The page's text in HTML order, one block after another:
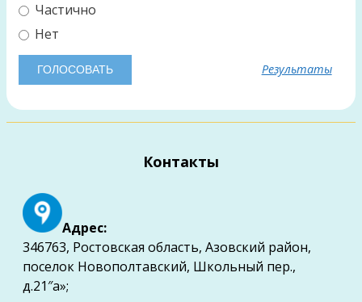
Частично
Нет
Результаты
Контакты
Адрес:
346763, Ростовская область, Азовский район,
поселок Новополтавский, Школьный пер.,
д.21″а»;